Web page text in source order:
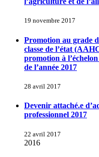
19 novembre 2017
Promotion au grade
classe de l’état
promotion à
de l’année 2017
28 avril 2017
Devenir attaché.e
professionnel 2017
22 avril 2017
2016